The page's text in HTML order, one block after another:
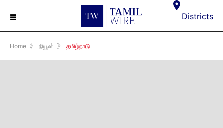
☰ Districts
Home 》 நியூஸ் 》 தமிழ்நாடு